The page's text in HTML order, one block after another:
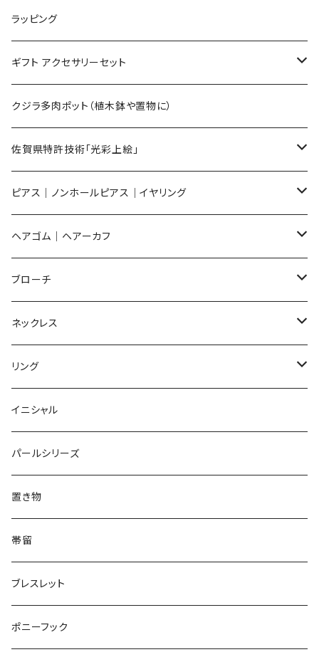
Lサイズ
Mサイズ
Sサイズ
ラッピング
ギフト アクセサリーセット
flower
メンズ ギフトセット
クジラ多肉ポット（植木鉢や置物に）
佐賀県特許技術「光彩上絵」
ピアス
イヤリング
ノンホールピアス
ヘアゴム
ブローチ
ネックレス
リング
ピアス｜ノンホールピアス｜イヤリング
ピアス
Flower
Dot
てんとう虫
pattern
ノンホールピアス
Flower
Dot
Bubble
Animal
イヤリング
Flower
Round
Triangle
食品
ヘアゴム｜ヘアーカフ
Flower
Round
Square
てんとう虫
Animal
うさぎ
パンダ
鏡
Pattern
マーメイド
雲
ブローチ
Flower
Animal
猫
犬
くま
Lips
鏡
Pattern
house
bag
フルーツ
ネックレス
Flower
Animal
てんとう虫
Food
Pattern
ガラス
カメラ
リング
Flower
Round
てんとう虫
animal
lip
フルーツ
イニシャル
パールシリーズ
置き物
帯留
ブレスレット
ポニーフック